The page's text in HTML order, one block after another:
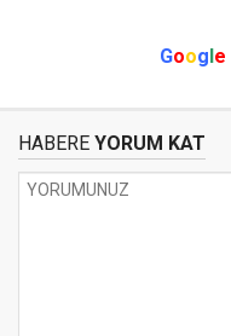
Google
HABERE YORUM KAT